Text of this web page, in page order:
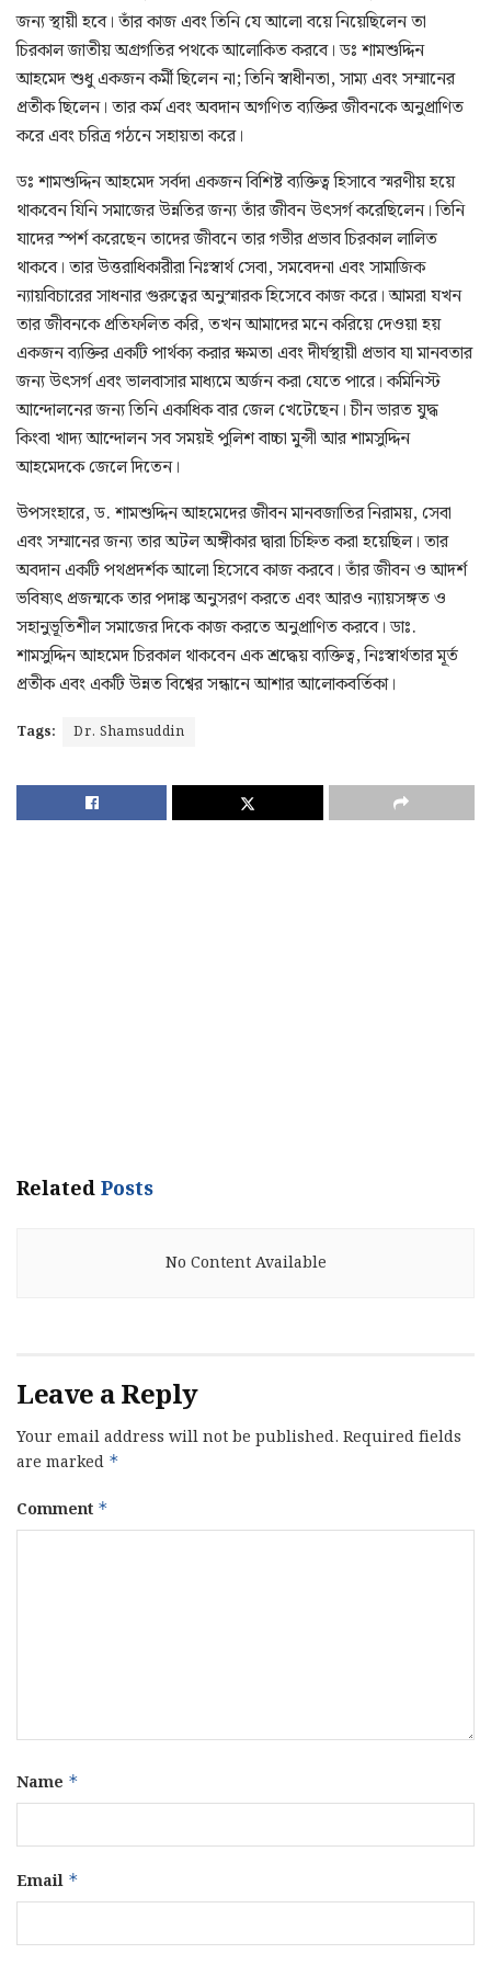
জন্য স্থায়ী হবে। তাঁর কাজ এবং তিনি যে আলো বয়ে নিয়েছিলেন তা
চিরকাল জাতীয় অগ্রগতির পথকে আলোকিত করবে। ডঃ শামশুদ্দিন
আহমেদ শুধু একজন কর্মী ছিলেন না; তিনি স্বাধীনতা, সাম্য এবং সম্মানের
প্রতীক ছিলেন। তার কর্ম এবং অবদান অগণিত ব্যক্তির জীবনকে অনুপ্রাণিত
করে এবং চরিত্র গঠনে সহায়তা করে।
ডঃ শামশুদ্দিন আহমেদ সর্বদা একজন বিশিষ্ট ব্যক্তিত্ব হিসাবে স্মরণীয় হয়ে
থাকবেন যিনি সমাজের উন্নতির জন্য তাঁর জীবন উৎসর্গ করেছিলেন। তিনি
যাদের স্পর্শ করেছেন তাদের জীবনে তার গভীর প্রভাব চিরকাল লালিত
থাকবে। তার উত্তরাধিকারীরা নিঃস্বার্থ সেবা, সমবেদনা এবং সামাজিক
ন্যায়বিচারের সাধনার গুরুত্বের অনুস্মারক হিসেবে কাজ করে। আমরা যখন
তার জীবনকে প্রতিফলিত করি, তখন আমাদের মনে করিয়ে দেওয়া হয়
একজন ব্যক্তির একটি পার্থক্য করার ক্ষমতা এবং দীর্ঘস্থায়ী প্রভাব যা মানবতার
জন্য উৎসর্গ এবং ভালবাসার মাধ্যমে অর্জন করা যেতে পারে। কমিনিস্ট
আন্দোলনের জন্য তিনি একাধিক বার জেল খেটেছেন। চীন ভারত যুদ্ধ
কিংবা খাদ্য আন্দোলন সব সময়ই পুলিশ বাচ্চা মুন্সী আর শামসুদ্দিন
আহমেদকে জেলে দিতেন।
উপসংহারে, ড. শামশুদ্দিন আহমেদের জীবন মানবজাতির নিরাময়, সেবা
এবং সম্মানের জন্য তার অটল অঙ্গীকার দ্বারা চিহ্নিত করা হয়েছিল। তার
অবদান একটি পথপ্রদর্শক আলো হিসেবে কাজ করবে। তাঁর জীবন ও আদর্শ
ভবিষ্যৎ প্রজন্মকে তার পদাঙ্ক অনুসরণ করতে এবং আরও ন্যায়সঙ্গত ও
সহানুভূতিশীল সমাজের দিকে কাজ করতে অনুপ্রাণিত করবে। ডাঃ.
শামসুদ্দিন আহমেদ চিরকাল থাকবেন এক শ্রদ্ধেয় ব্যক্তিত্ব, নিঃস্বার্থতার মূর্ত
প্রতীক এবং একটি উন্নত বিশ্বের সন্ধানে আশার আলোকবর্তিকা।
Tags: Dr. Shamsuddin
RelatedPosts
No Content Available
Leave a Reply
Your email address will not be published. Required fields
are marked *
Comment *
Name *
Email *